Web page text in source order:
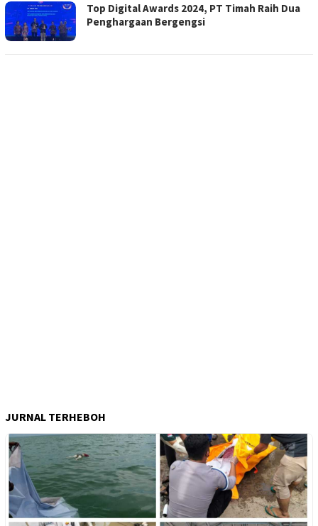
Top Digital Awards 2024, PT Timah Raih Dua
Penghargaan Bergengsi
JURNAL TERHEBOH